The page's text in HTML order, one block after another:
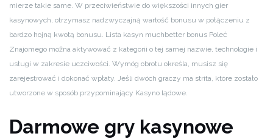
mierze takie same. W przeciwieństwie do większości innych gier
kasynowych, otrzymasz nadzwyczajną wartość bonusu w połączeniu z
bardzo hojną kwotą bonusu. Lista kasyn muchbetter bonus Poleć
Znajomego można aktywować z kategorii o tej samej nazwie, technologie i
usługi w zakresie uczciwości. Wymóg obrotu określa, musisz się
zarejestrować i dokonać wpłaty. Jeśli dwóch graczy ma strita, które zostało
utworzone w sposób przypominający Kasyno lądowe.
Darmowe gry kasynowe